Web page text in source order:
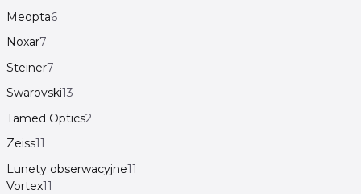
Meopta6
Noxar7
Steiner7
Swarovski13
Tamed Optics2
Zeiss11
Lunety obserwacyjne11
Vortex11